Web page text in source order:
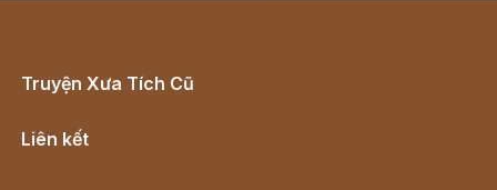
Truyện Xưa Tích Cũ
Liên kết